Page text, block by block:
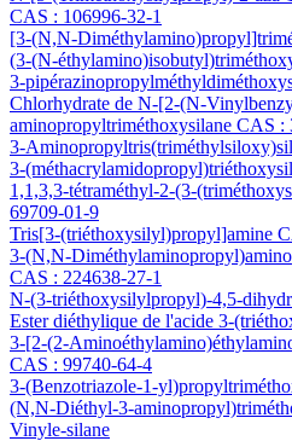
CAS : 106996-32-1
[3-(N,N-
(3-(N-
3-
Chlorhydrate de N-[2-(N-
aminopropyltriméthoxysilane CAS :
3-
3-
1,1,3,3-tétraméthyl-2-(3-
69709-01-9
Tris[3-(triéthoxysilyl)propyl]amine
3-(N,N-
CAS : 224638-27-1
N-(3-triéthoxysilylpropyl)-4,5-
Ester diéthylique de l'acide 3-
3-[2-(2-
CAS : 99740-64-4
3-(Benzotriazole-1-
(N,N-Diéthyl-3-
Vinyle-silane